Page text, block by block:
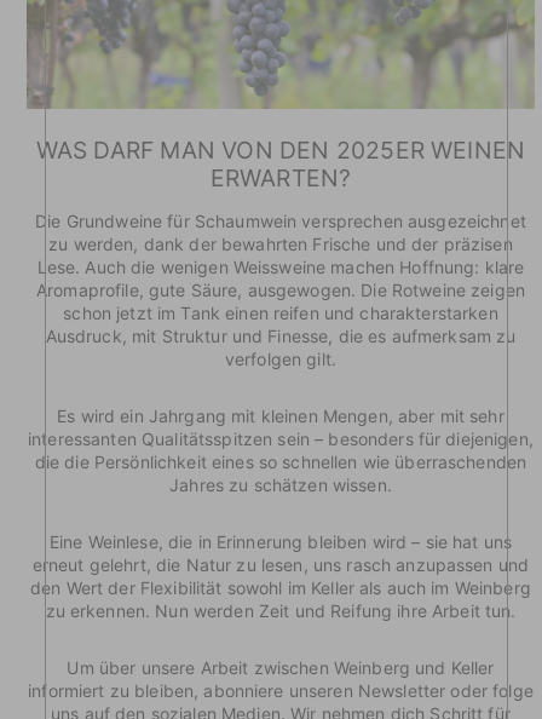
WAS DARF MAN VON DEN 2025ER WEINEN
ERWARTEN?
Die Grundweine für Schaumwein versprechen ausgezeichnet
zu werden, dank der bewahrten Frische und der präzisen
Lese. Auch die wenigen Weissweine machen Hoffnung: klare
Aromaprofile, gute Säure, ausgewogen. Die Rotweine zeigen
schon jetzt im Tank einen reifen und charakterstarken
Ausdruck, mit Struktur und Finesse, die es aufmerksam zu
verfolgen gilt.
Es wird ein Jahrgang mit kleinen Mengen, aber mit sehr
interessanten Qualitätsspitzen sein – besonders für diejenigen,
die die Persönlichkeit eines so schnellen wie überraschenden
Jahres zu schätzen wissen.
Eine Weinlese, die in Erinnerung bleiben wird – sie hat uns
erneut gelehrt, die Natur zu lesen, uns rasch anzupassen und
den Wert der Flexibilität sowohl im Keller als auch im Weinberg
zu erkennen. Nun werden Zeit und Reifung ihre Arbeit tun.
Um über unsere Arbeit zwischen Weinberg und Keller
informiert zu bleiben, abonniere unseren Newsletter oder folge
uns auf den sozialen Medien. Wir nehmen dich Schritt für